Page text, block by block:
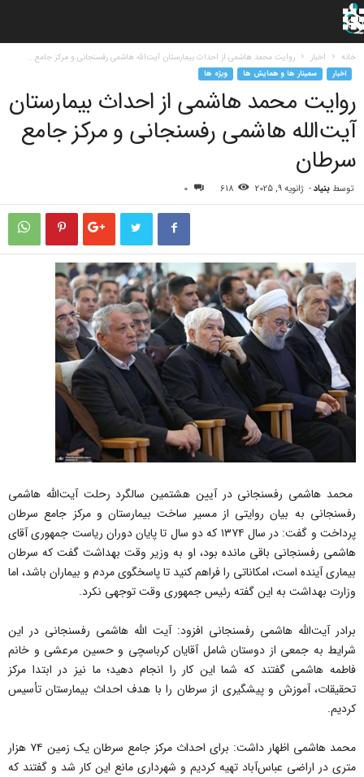
خانه اخبار روایت محمد هاشمی از احداث بیمارستان آیت‌الله هاشمی رفسنجانی و مرکز جامع...
اخبار سمینار ها و همایش ها ویژه ها
روایت محمد هاشمی از احداث بیمارستان
آیت‌الله هاشمی رفسنجانی و مرکز جامع
سرطان
توسط بنیاد- ژانویه 9, 2025 618
0
محمد هاشمی رفسنجانی در آیین هشتمین سالگرد رحلت آیت‌الله هاشمی
رفسنجانی به بیان روایتی از مسیر ساخت بیمارستان و مرکز جامع سرطان
پرداخت و گفت: در سال ۱۳۷۴ که دو سال تا پایان دوران ریاست جمهوری آقای
هاشمی رفسنجانی باقی مانده بود، او به وزیر وقت بهداشت گفت که سرطان
بیماری آینده است، امکاناتی را فراهم کنید تا پاسخگوی مردم و بیماران باشد، اما
وزارت بهداشت به این گفته رئیس جمهوری وقت توجهی نکرد.
برادر آیت‌الله هاشمی رفسنجانی افزود: آیت الله هاشمی رفسنجانی در این
شرایط به جمعی از دوستان شامل آقایان کرباسچی و حسین مرعشی و خانم
فاطمه هاشمی گفتند که شما این کار را انجام دهید؛ ما نیز در ابتدا مرکز
تحقیقات، آموزش و پیشگیری از سرطان را با هدف احداث بیمارستان تأسیس
کردیم.
محمد هاشمی اظهار داشت: برای احداث مرکز جامع سرطان یک زمین ۷۴ هزار
متری در اراضی عباس‌آباد تهیه کردیم و شهرداری مانع این کار شد و گفتند که